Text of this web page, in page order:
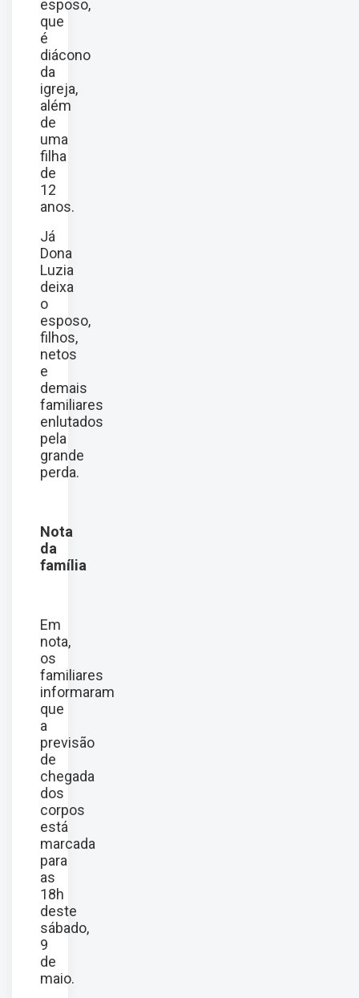
esposo,
que
é
diácono
da
igreja,
além
de
uma
filha
de
12
anos.
Já
Dona
Luzia
deixa
o
esposo,
filhos,
netos
e
demais
familiares
enlutados
pela
grande
perda.
Nota
da
família
Em
nota,
os
familiares
informaram
que
a
previsão
de
chegada
dos
corpos
está
marcada
para
as
18h
deste
sábado,
9
de
maio.